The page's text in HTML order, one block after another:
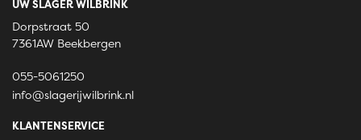
UW SLAGER WILBRINK
Dorpstraat 50
7361AW Beekbergen
055-5061250
info@slagerijwilbrink.nl
KLANTENSERVICE